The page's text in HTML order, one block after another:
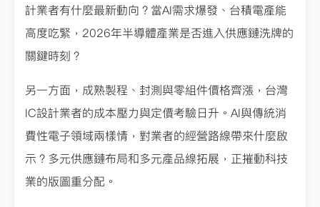
計業者有什麼最新動向？當AI需求爆發、台積電產能
高度吃緊，2026年半導體產業是否進入供應鏈洗牌的
關鍵時刻？
另一方面，成熟製程、封測與零組件價格齊漲，台灣
IC設計業者的成本壓力與定價考驗日升。AI與傳統消
費性電子領域兩樣情，對業者的經營路線帶來什麼啟
示？多元供應鏈布局和多元產品線拓展，正摧動科技
業的版圖重分配。